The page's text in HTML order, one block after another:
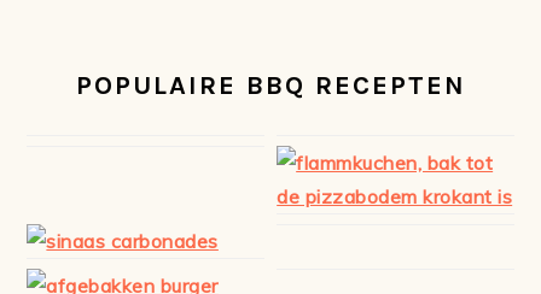
POPULAIRE BBQ RECEPTEN